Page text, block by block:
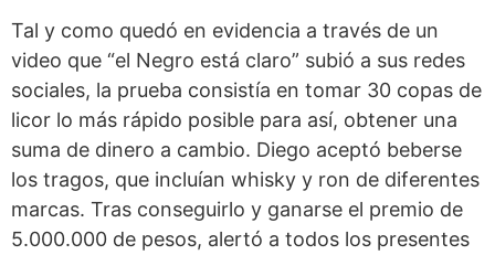
Tal y como quedó en evidencia a través de un
video que “el Negro está claro” subió a sus redes
sociales, la prueba consistía en tomar 30 copas de
licor lo más rápido posible para así, obtener una
suma de dinero a cambio. Diego aceptó beberse
los tragos, que incluían whisky y ron de diferentes
marcas. Tras conseguirlo y ganarse el premio de
5.000.000 de pesos, alertó a todos los presentes